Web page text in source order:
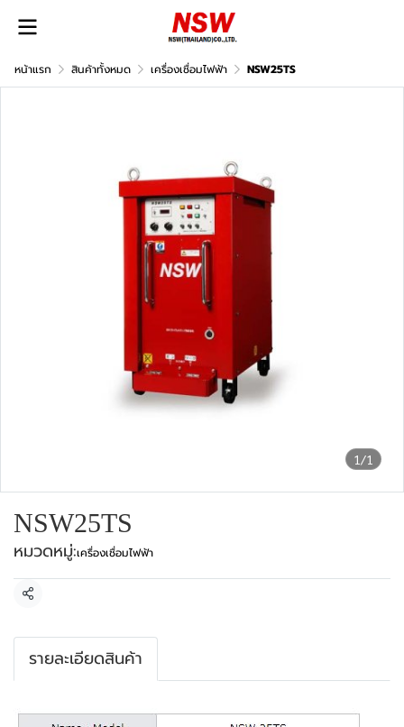
หน้าแรก สินค้าทั้งหมด เครื่องเชื่อมไฟฟ้า NSW25TS
1/1
NSW25TS
หมวดหมู่:เครื่องเชื่อมไฟฟ้า
แชร์
รายละเอียดสินค้า